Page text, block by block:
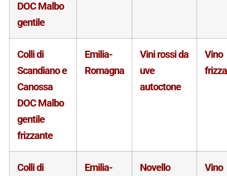
DOC Malbo
gentile
Colli di
Scandiano e
Canossa
DOC Malbo
gentile
frizzante
Emilia-
Romagna
Vini rossi da
uve
autoctone
Vino
Colli di
Emilia-
Novello
Vino